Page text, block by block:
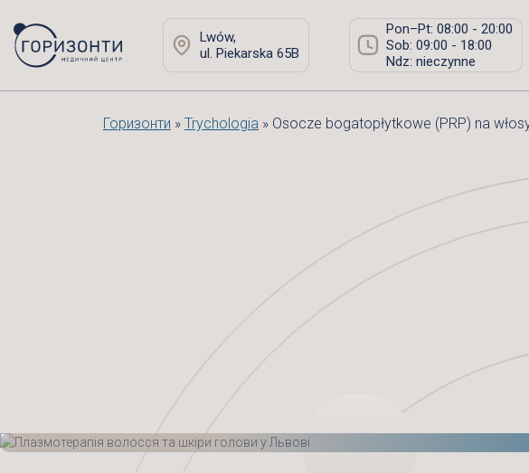
Lwów,
ul. Piekarska 65B
Pon–Pt: 08:00 - 20:00
Sob: 09:00 - 18:00
Ndz: nieczynne
Горизонти » Trychologia » Osocze bogatopłytkowe (PRP) na